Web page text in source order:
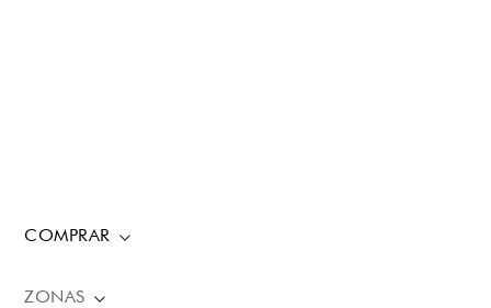
COMPRAR
ZONAS